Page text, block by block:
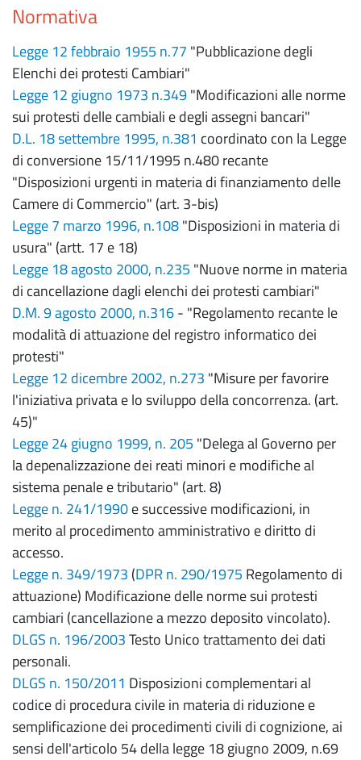
Normativa
Legge 12 febbraio 1955 n.77 "Pubblicazione degli
Elenchi dei protesti Cambiari"
Legge 12 giugno 1973 n.349"Modificazioni alle norme
sui protesti delle cambiali e degli assegni bancari"
D.L. 18 settembre 1995, n.381 coordinato con la Legge
di conversione 15/11/1995 n.480 recante
"Disposizioni urgenti in materia di finanziamento delle
Camere di Commercio" (art. 3-bis)
Legge 7 marzo 1996, n.108"Disposizioni in materia di
usura" (artt. 17 e 18)
Legge 18 agosto 2000, n.235 "Nuove norme in materia
di cancellazione dagli elenchi dei protesti cambiari"
D.M. 9 agosto 2000, n.316- "Regolamento recante le
modalità di attuazione del registro informatico dei
protesti"
Legge 12 dicembre 2002, n.273 "Misure per favorire
l'iniziativa privata e lo sviluppo della concorrenza. (art.
45)"
Legge 24 giugno 1999, n. 205 "Delega al Governo per
la depenalizzazione dei reati minori e modifiche al
sistema penale e tributario" (art. 8)
Legge n. 241/1990e successive modificazioni, in
merito al procedimento amministrativo e diritto di
accesso.
Legge n. 349/1973 (DPR n. 290/1975 Regolamento di
attuazione) Modificazione delle norme sui protesti
cambiari (cancellazione a mezzo deposito vincolato).
DLGS n. 196/2003Testo Unico trattamento dei dati
personali.
DLGS n. 150/2011 Disposizioni complementari al
codice di procedura civile in materia di riduzione e
semplificazione dei procedimenti civili di cognizione, ai
sensi dell'articolo 54 della legge 18 giugno 2009, n.69